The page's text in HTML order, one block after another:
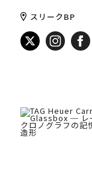
スリークBP